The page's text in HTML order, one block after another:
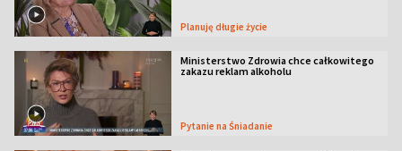
Planuję długie życie
Ministerstwo Zdrowia chce całkowitego
zakazu reklam alkoholu
Pytanie na Śniadanie